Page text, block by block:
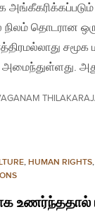
தொடரான ஒரு
சமூக
, HUMAN RIGHTS,
உணர்ந்ததால்